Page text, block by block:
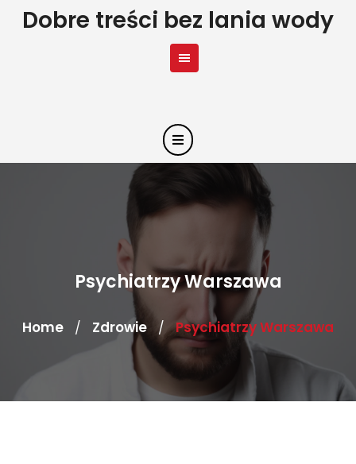
SkipDobre treści bez lania wody
Psychiatrzy Warszawa
Home / Zdrowie / Psychiatrzy Warszawa